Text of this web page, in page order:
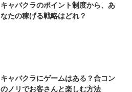
キャバクラのポイント制度から、あ
なたの稼げる戦略はどれ？
キャバクラにゲームはある？合コン
のノリでお客さんと楽しむ方法